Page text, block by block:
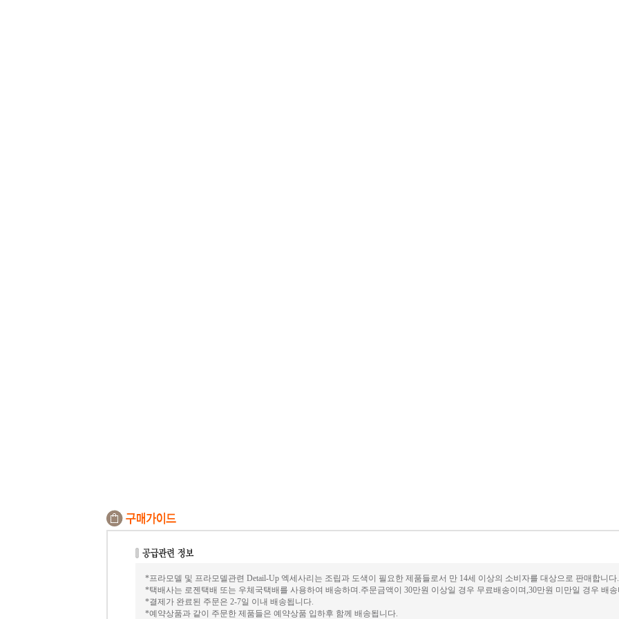
*프라모델 및 프라모델관련 Detail-Up 엑세사리는 조립과 도색이 필요한 제품들로서 만 14세 이상의 소비자를 대상으로 판매합니다.
*택배사는 로젠택배 또는 우체국택배를 사용하여 배송하며.주문금액이 30만원 이상일 경우 무료배송이며,30만원 미만일 경우 배송
*결제가 완료된 주문은 2-7일 이내 배송됩니다.
*예약상품과 같이 주문한 제품들은 예약상품 입하후 함께 배송됩니다.